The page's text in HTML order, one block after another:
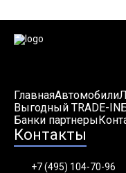
ГлавнаяАвтомобили
Выгодный TRADE-IN
Банки партнеры
Контакты
+7 (495) 104-70-96